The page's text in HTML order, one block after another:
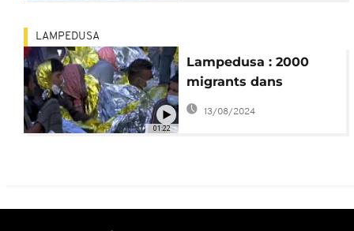
01:22
LAMPEDUSA
Lampedusa : 2000
migrants dans
l'attente d'un transfert
13/08/2024